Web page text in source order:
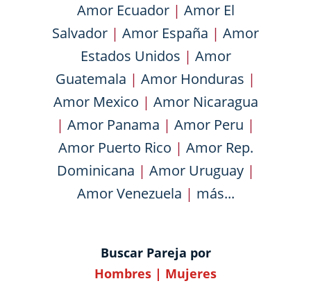
Amor Ecuador| Amor El
Salvador | Amor España | Amor
Estados Unidos | Amor
Guatemala | Amor Honduras |
Amor Mexico | Amor Nicaragua
| Amor Panama | Amor Peru |
Amor Puerto Rico | Amor Rep.
Dominicana | Amor Uruguay|
Amor Venezuela | más...
Buscar Pareja por
Hombres | Mujeres